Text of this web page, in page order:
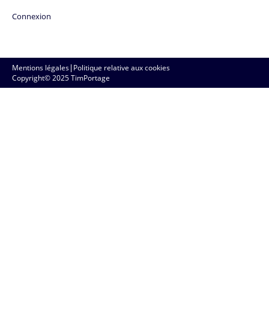
Connexion
Copyright© 2025 TimPortage
Mentions légales| Politique relative aux cookies